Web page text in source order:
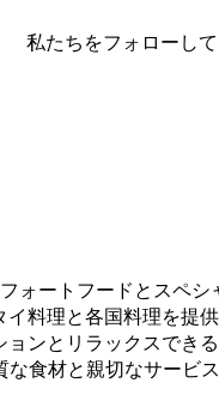
ォートフードとスペ
料理と各国料理を提
ンとリラックスでき
食材と親切なサービ
私たちをフォローし